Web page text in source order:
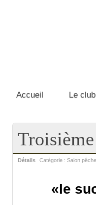
Accueil Le club
Détails Catégorie : Salon
«le